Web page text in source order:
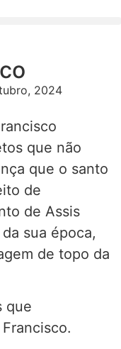
2024
que não
que o santo
de
de Assis
sua época,
de topo da
que